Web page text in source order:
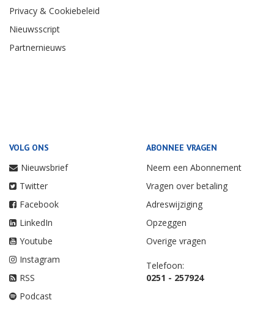
Privacy & Cookiebeleid
Nieuwsscript
Partnernieuws
VOLG ONS
Nieuwsbrief
Twitter
Facebook
LinkedIn
Youtube
Instagram
RSS
Podcast
ABONNEE VRAGEN
Neem een Abonnement
Vragen over betaling
Adreswijziging
Opzeggen
Overige vragen
Telefoon:
0251 - 257924